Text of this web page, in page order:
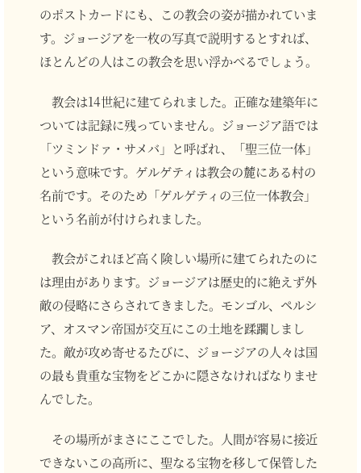
のポストカードにも、この教会の姿が描かれていま
す。ジョージアを一枚の写真で説明するとすれば、
ほとんどの人はこの教会を思い浮かべるでしょう。
教会は14世紀に建てられました。正確な建築年に
ついては記録に残っていません。ジョージア語では
「ツミンドァ・サメバ」と呼ばれ、「聖三位一体」
という意味です。ゲルゲティは教会の麓にある村の
名前です。そのため「ゲルゲティの三位一体教会」
という名前が付けられました。
教会がこれほど高く険しい場所に建てられたのに
は理由があります。ジョージアは歴史的に絶えず外
敵の侵略にさらされてきました。モンゴル、ペルシ
ア、オスマン帝国が交互にこの土地を蹂躙しまし
た。敵が攻め寄せるたびに、ジョージアの人々は国
の最も貴重な宝物をどこかに隠さなければなりませ
んでした。
その場所がまさにここでした。人間が容易に接近
できないこの高所に、聖なる宝物を移して保管した